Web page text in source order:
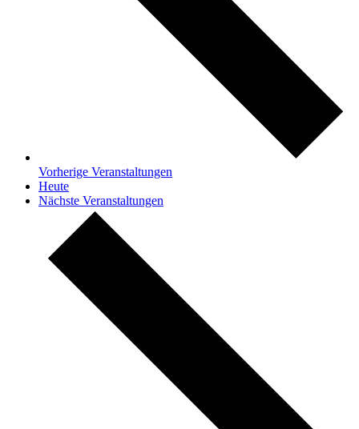
Vorherige Veranstaltungen
Heute
Nächste Veranstaltungen